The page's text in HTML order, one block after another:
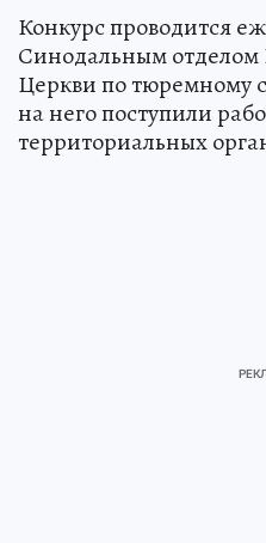
Конкурс проводится
Синодальным отделом
Церкви по тюремному
на него поступили
территориальных